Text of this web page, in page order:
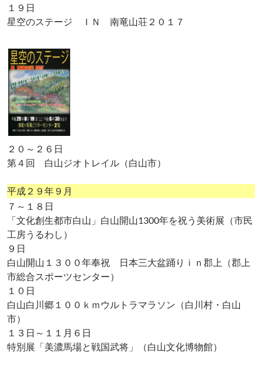
１９日
星空のステージ ＩＮ 南竜山荘２０１７
２０～２６日
第４回 白山ジオトレイル（白山市）
平成２９年９月
７～１８日
「文化創生都市白山」白山開山1300年を祝う美術展（市民
工房うるわし）
９日
白山開山１３００年奉祝 日本三大盆踊りｉｎ郡上（郡上
市総合スポーツセンター）
１０日
白山白川郷１００ｋｍウルトラマラソン（白川村・白山
市）
１３日～１１月６日
特別展「美濃馬場と戦国武将」（白山文化博物館）